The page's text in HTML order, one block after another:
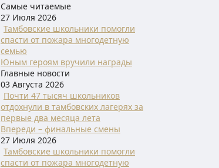
Самые читаемые
27 Июля 2026
Тамбовские школьники помогли
спасти от пожара многодетную
семью
Юным героям вручили награды
Главные новости
03 Августа 2026
Почти 47 тысяч школьников
отдохнули в тамбовских лагерях за
первые два месяца лета
Впереди – финальные смены
27 Июля 2026
Тамбовские школьники помогли
спасти от пожара многодетную